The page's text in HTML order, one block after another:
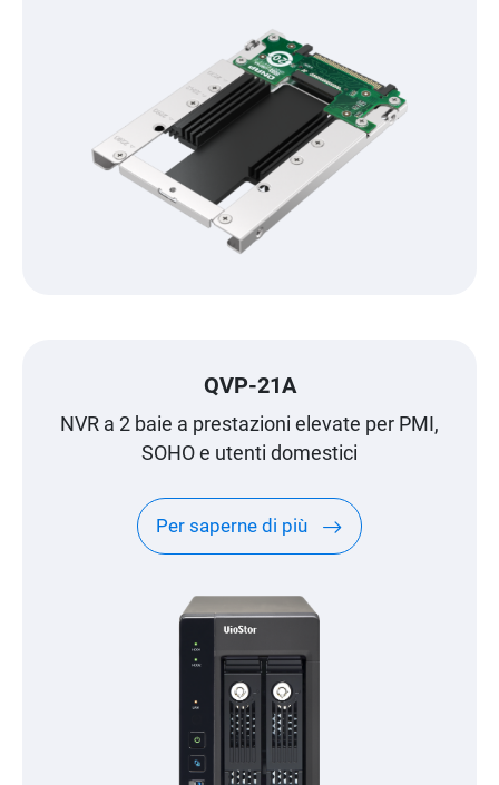
QVP-21A
NVR a 2 baie a prestazioni elevate per PMI,
SOHO e utenti domestici
Per saperne di più